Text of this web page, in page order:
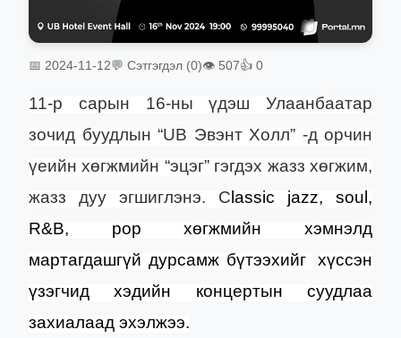
📅 2024-11-12💬 Сэтгэгдэл (0)👁 507👍 0
11-р сарын 16-ны үдэш Улаанбаатар
зочид буудлын “UB Эвэнт Холл” -д орчин
үеийн хөгжмийн “эцэг” гэгдэх жазз хөгжим,
жазз дуу эгшиглэнэ. C lassic jazz, soul,
R&B, pop хөгжмийн хэмнэлд
мартагдашгүй дурсамж бүтээхийг
хүссэн
үзэгчид хэдийн концертын суудлаа
захиалаад эхэлжээ.